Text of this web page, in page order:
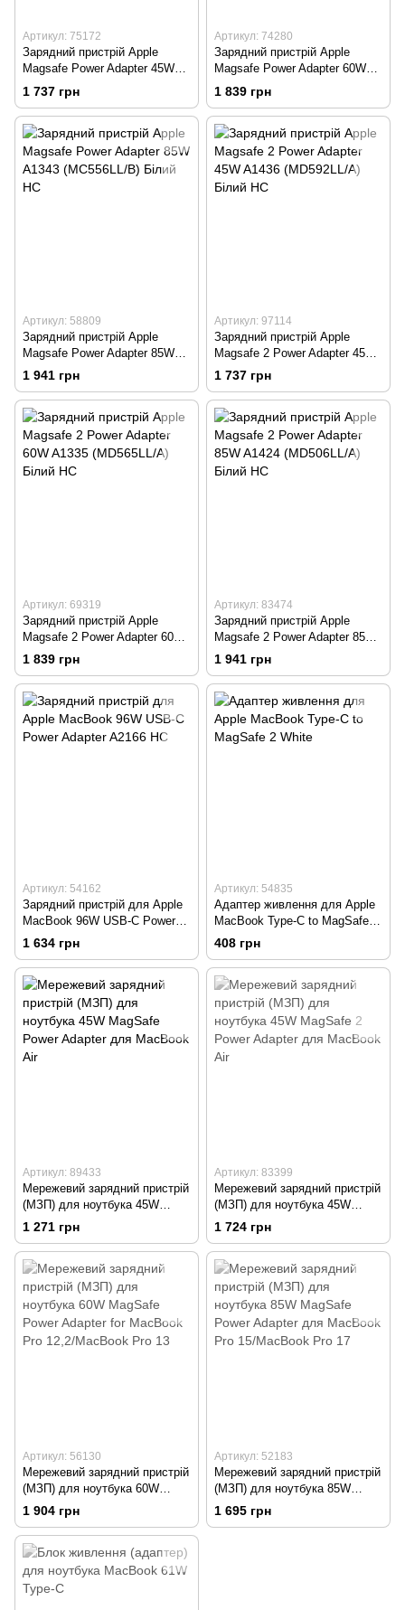
Артикул: 75172
Зарядний пристрій Apple
Magsafe Power Adapter 45W
A1374 (MC747LL/A) Білий HC
1 737 грн
Артикул: 74280
Зарядний пристрій Apple
Magsafe Power Adapter 60W
A1344 (MC461LL/A) Білий HC
1 839 грн
Артикул: 58809
Зарядний пристрій Apple
Magsafe Power Adapter 85W
A1343 (MC556LL/B) Білий HC
1 941 грн
Артикул: 97114
Зарядний пристрій Apple
Magsafe 2 Power Adapter 45W
A1436 (MD592LL/A) Білий HC
1 737 грн
Артикул: 69319
Зарядний пристрій Apple
Magsafe 2 Power Adapter 60W
A1335 (MD565LL/A) Білий HC
1 839 грн
Артикул: 83474
Зарядний пристрій Apple
Magsafe 2 Power Adapter 85W
A1424 (MD506LL/A) Білий HC
1 941 грн
Артикул: 54162
Зарядний пристрій для Apple
MacBook 96W USB-C Power
Adapter A2166 HC
1 634 грн
Артикул: 54835
Адаптер живлення для Apple
MacBook Type-C to MagSafe 2
White
408 грн
Артикул: 89433
Мережевий зарядний пристрій
(МЗП) для ноутбука 45W
MagSafe Power Adapter для
MacBook Air
1 271 грн
Артикул: 83399
Мережевий зарядний пристрій
(МЗП) для ноутбука 45W
MagSafe 2 Power Adapter для
MacBook Air
1 724 грн
Артикул: 56130
Мережевий зарядний пристрій
(МЗП) для ноутбука 60W
MagSafe Power Adapter for
MacBook Pro 12,2/MacBook
Pro 13
1 904 грн
Артикул: 52183
Мережевий зарядний пристрій
(МЗП) для ноутбука 85W
MagSafe Power Adapter для
MacBook Pro 15/MacBook Pro
1 695 грн